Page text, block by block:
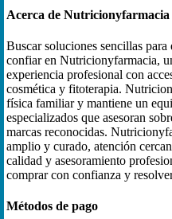
Acerca de Nutricionyfarmacia
Buscar soluciones sencillas
confiar en Nutricionyfarmacia,
experiencia profesional con
cosmética y fitoterapia.
física familiar y mantiene un
especializados que asesoran
marcas reconocidas.
amplio y curado, atención
calidad y asesoramiento
comprar con confianza y
Métodos de pago